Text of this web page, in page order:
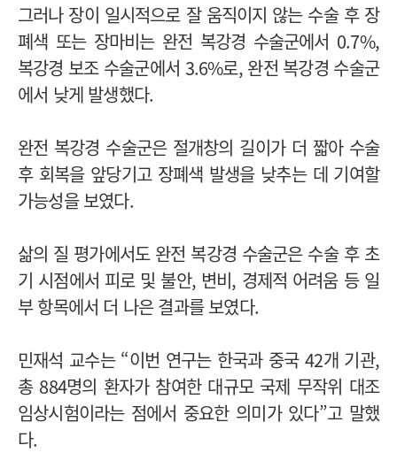
그러나 장이 일시적으로 잘 움직이지 않는 수술 후 장
폐색 또는 장마비는 완전 복강경 수술군에서 0.7%,
복강경 보조 수술군에서 3.6%로, 완전 복강경 수술군
에서 낮게 발생했다.
완전 복강경 수술군은 절개창의 길이가 더 짧아 수술
후 회복을 앞당기고 장폐색 발생을 낮추는 데 기여할
가능성을 보였다.
삶의 질 평가에서도 완전 복강경 수술군은 수술 후 초
기 시점에서 피로 및 불안, 변비, 경제적 어려움 등 일
부 항목에서 더 나은 결과를 보였다.
민재석 교수는 “이번 연구는 한국과 중국 42개 기관,
총 884명의 환자가 참여한 대규모 국제 무작위 대조
임상시험이라는 점에서 중요한 의미가 있다”고 말했
다.